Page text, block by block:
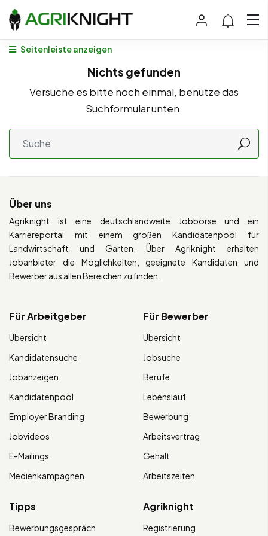
Seitenleiste anzeigen
Nichts gefunden
Versuche es bitte noch einmal, benutze das
Suchformular unten.
Über uns
Agriknight ist eine deutschlandweite Jobbörse und ein
Karriereportal mit einem großen Kandidatenpool für
Landwirtschaft und Garten. Über Agriknight erhalten
Jobanbieter die Möglichkeiten, geeignete Kandidaten und
Bewerber aus allen Bereichen zu finden.
Für Arbeitgeber
Übersicht
Kandidatensuche
Jobanzeigen
Kandidatenpool
Employer Branding
Jobvideos
E-Mailings
Medienkampagnen
Für Bewerber
Übersicht
Jobsuche
Berufe
Lebenslauf
Bewerbung
Arbeitsvertrag
Gehalt
Arbeitszeiten
Tipps
Bewerbungsgespräch
Agriknight
Registrierung